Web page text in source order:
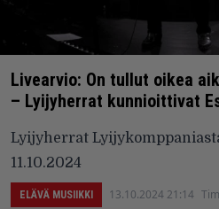
Livearvio: On tullut oikea
– Lyijyherrat kunnioittivat
Lyijyherrat
11.10.2024
ELÄVÄ MUSIIKKI 13.10.2024 21:14